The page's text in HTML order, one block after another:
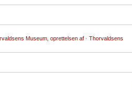
Museum, oprettelsen af · Thorvaldsens